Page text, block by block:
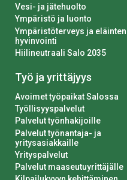
Vesi- ja jätehuolto
Ympäristö ja luonto
Ympäristöterveys ja eläinten
hyvinvointi
Hiilineutraali Salo 2035
Työ ja yrittäjyys
Avoimet työpaikat Salossa
Työllisyyspalvelut
Palvelut työnhakijoille
Palvelut työnantaja- ja
yritysasiakkaille
Yrityspalvelut
Palvelut maaseutuyrittäjälle